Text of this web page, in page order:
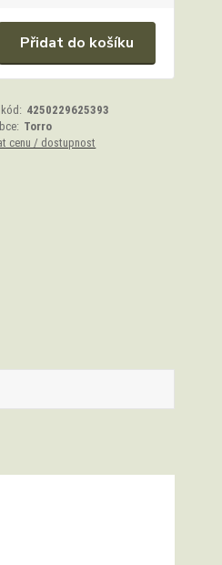
Přidat do košíku
4250229625393
Torro
cenu / dostupnost